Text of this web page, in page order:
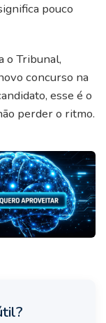
pouco
o Tribunal,
concurso na
esse é o
perder o ritmo.